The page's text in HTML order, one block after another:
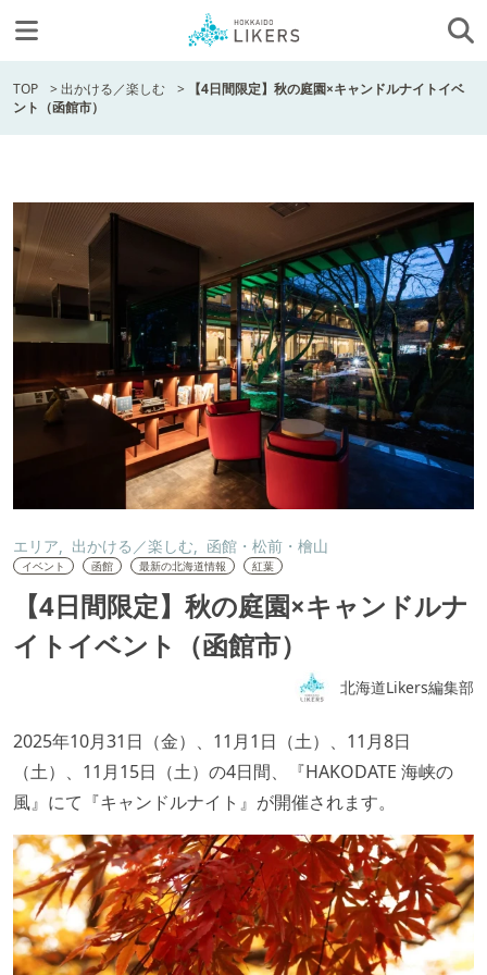
TOP >出かける／楽しむ > 【4日間限定】秋の庭園×キャンドルナイトイベ
ント（函館市）
エリア 出かける／楽しむ 函館・松前・檜山
イベント 函館 最新の北海道情報 紅葉
【4日間限定】秋の庭園×キャンドルナ
イトイベント（函館市）
北海道Likers編集部
2025年10月31日（金）、11月1日（土）、11月8日
（土）、11月15日（土）の4日間、『HAKODATE 海峡の
風』にて『キャンドルナイト』が開催されます。